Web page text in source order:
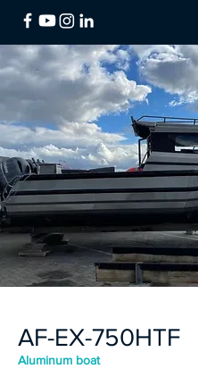
AF-EX-750HTF
Aluminum boat